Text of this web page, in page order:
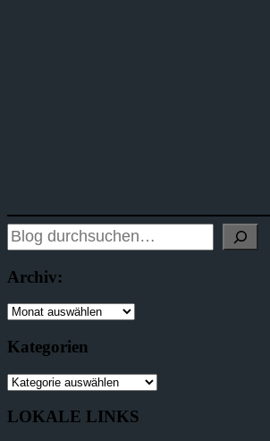
Archiv:
Kategorien
LOKALE LINKS